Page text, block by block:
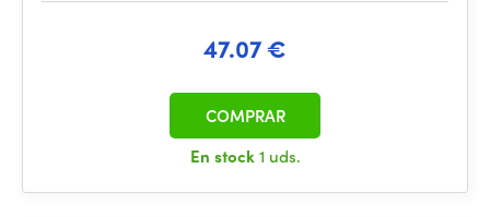
47.07 €
En stock1 uds.
COMPRAR